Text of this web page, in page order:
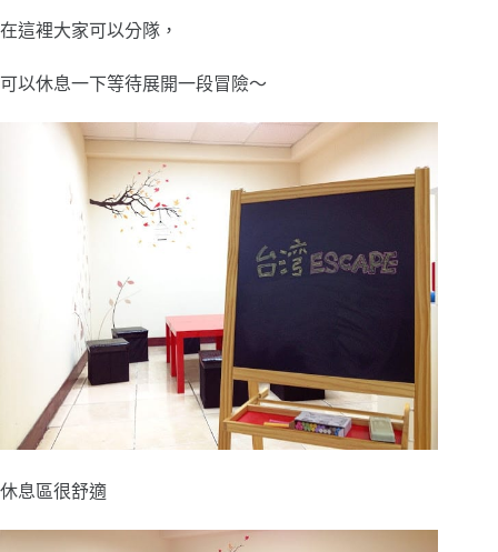
在這裡大家可以分隊，
可以休息一下等待展開一段冒險～
休息區很舒適